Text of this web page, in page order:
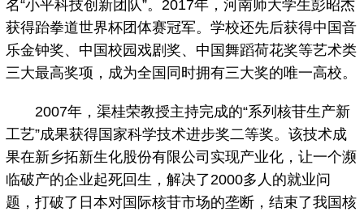
名“小平科技创新团队”。2017年，河南师大学生彭昭杰
获得跆拳道世界杯团体赛冠军。学校还先后获得中国音
乐金钟奖、中国校园戏剧奖、中国舞蹈荷花奖等艺术类
三大最高奖项，成为全国同时拥有三大奖的唯一高校。
2007年，渠桂荣教授主持完成的“系列核苷生产新
工艺”成果获得国家科学技术进步奖二等奖。该技术成
果在新乡拓新生化股份有限公司实现产业化，让一个濒
临破产的企业起死回生，解决了2000多人的就业问
题，打破了日本对国际核苷市场的垄断，结束了我国核